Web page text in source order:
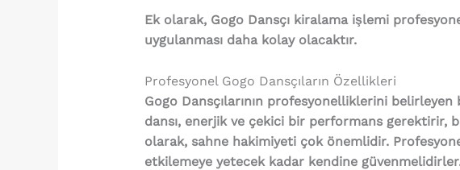
Ek olarak, Gogo Dansçı kiralama işlemi
uygulanması daha kolay olacaktır.
Profesyonel Gogo Dansçıların Özellikleri
Gogo Dansçılarının profesyonelliklerini
dansı, enerjik ve çekici bir performans gerektirir,
olarak, sahne hakimiyeti çok önemlidir.
etkilemeye yetecek kadar kendine